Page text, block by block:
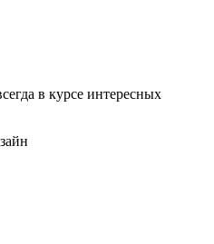
в курсе интересных